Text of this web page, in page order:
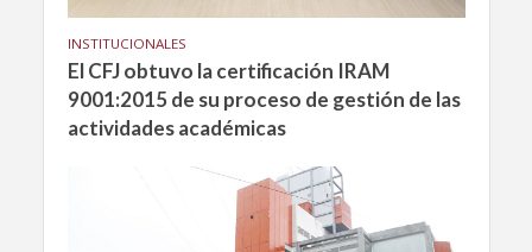
INSTITUCIONALES
El CFJ obtuvo la certificación IRAM
9001:2015 de su proceso de gestión de las
actividades académicas